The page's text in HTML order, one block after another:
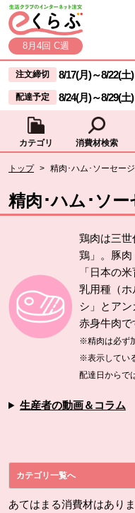
ページの先頭です。
本文へジャンプする。
8月4回 C週
ここからサイト内共通メニ
サイト内共通メニューをス
注文締切 8/17(月)～8/22(土)
配達予定 8/24(月)～8/29(土)
カテゴリ 消費材検索
トップ > 精肉･ハム･ソーセージ
精肉･ハム･ソー
鶏肉は三
鶏」。豚
「日本の
乳用種（ホ
シ」とア
赤身牛肉で
※精肉は必ず
※表示してい
配達日からで
生産者の動画＆コラム
カテゴリ一覧へ
あてはまる消費材はあり